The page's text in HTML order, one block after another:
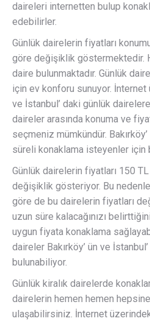
daireleri internetten bulup
edebilirler.
Günlük dairelerin fiyatları
göre değişiklik göstermektedir.
daire bulunmaktadır. Günlük
için ev konforu sunuyor. İnternet
ve İstanbul’ daki günlük
daireler arasında konuma ve
seçmeniz mümkündür.
süreli konaklama isteyenler için
Günlük dairelerin fiyatları 150
değişiklik gösteriyor. Bu nedenle
göre de bu dairelerin fiyatları
uzun süre kalacağınızı
uygun fiyata konaklama
daireler Bakırköy’ ün ve
bulunabiliyor.
Günlük kiralık dairelerde
dairelerin hemen hemen
ulaşabilirsiniz. İnternet